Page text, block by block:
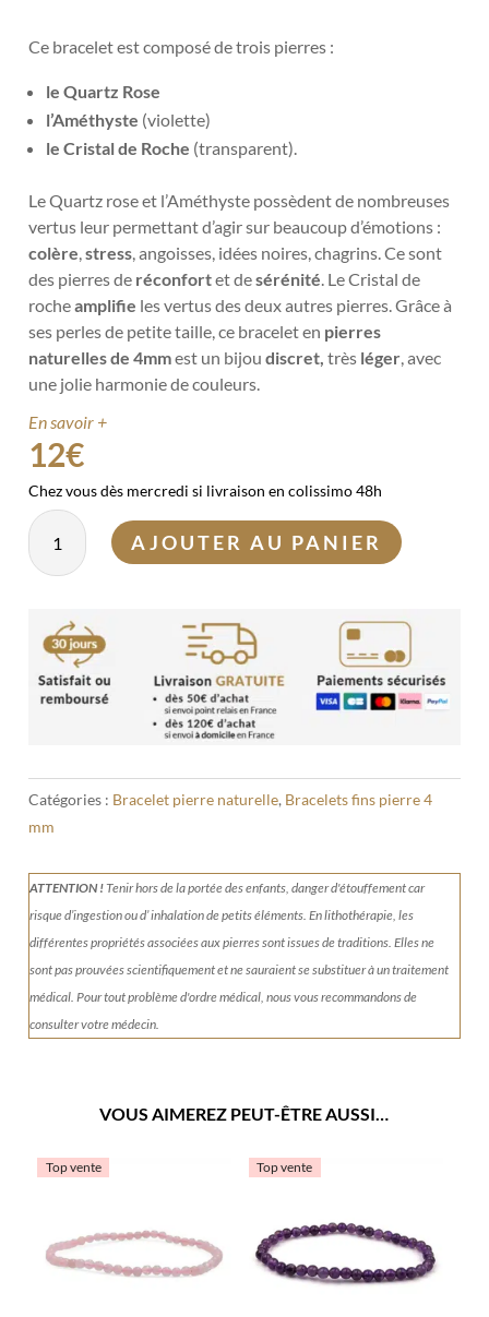
Ce bracelet est composé de trois pierres :
le Quartz Rose
l’Améthyste (violette)
le Cristal de Roche (transparent).
Le Quartz rose et l’Améthyste possèdent de nombreuses
vertus leur permettant d’agir sur beaucoup d’émotions :
colère ,stress , angoisses, idées noires, chagrins. Ce sont
des pierres de réconfortet desérénité Le Cristal de
rocheamplifie les vertus des deux autres pierres. Grâce à
ses perles de petite taille, ce bracelet en pierres
naturelles de 4mmest un bijoudiscret,très léger , avec
une jolie harmonie de couleurs.
En savoir +
12€
Chez vous dès mercredi si livraison en colissimo 48h
quantité
Bracelet
4mm
AJOUTER AU PANIER
Catégories : Bracelet pierre naturelle, Bracelets fins pierre 4
mm
ATTENTION !Tenirhors de la portée des enfants, danger d'étouffement car
risque d’ingestion ou d’ inhalation de petits éléments.En lithothérapie, les
différentes propriétés associées aux pierres sont issues de traditions. Elles ne
sont pas prouvées scientifiquement et ne sauraient se substituer à un traitement
médical. Pour tout problème d'ordre médical, nous vous recommandons de
consulter votre médecin.
VOUS AIMEREZ PEUT-ÊTRE AUSSI…
Top vente Top vente